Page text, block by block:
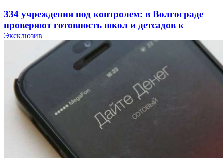
334 учреждения под контролем: в Волгограде
проверяют готовность школ и детсадов к
учебному году
Покушение на убийство в Волгограде: девушка
напала на незнакомую женщину с ножом
12:39
Сладкий праздник в Волгограде: в Центральном
парке прошёл фестиваль „Арбузный переполох“
Эксклюзив